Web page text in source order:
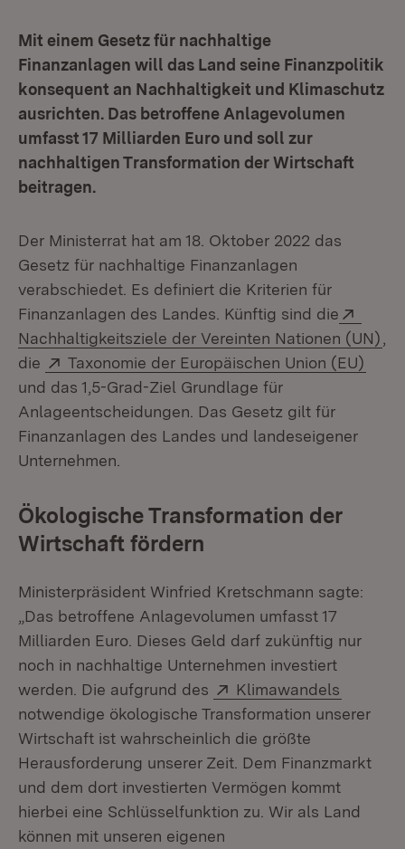
Mit einem Gesetz für nachhaltige
Finanzanlagen will das Land seine Finanzpolitik
konsequent an Nachhaltigkeit und Klimaschutz
ausrichten. Das betroffene Anlagevolumen
umfasst 17 Milliarden Euro und soll zur
nachhaltigen Transformation der Wirtschaft
beitragen.
Der Ministerrat hat am 18. Oktober 2022 das
Gesetz für nachhaltige Finanzanlagen
verabschiedet. Es definiert die Kriterien für
Finanzanlagen des Landes. Künftig sind die
Nachhaltigkeitsziele der Vereinten Nationen (UN)
die
Extern:
Taxonomie der Europäischen Union (EU)
und das 1,5-Grad-Ziel Grundlage für
Anlageentscheidungen. Das Gesetz gilt für
Finanzanlagen des Landes und landeseigener
Unternehmen.
Ökologische Transformation der
Wirtschaft fördern
Ministerpräsident Winfried Kretschmann sagte:
„Das betroffene Anlagevolumen umfasst 17
Milliarden Euro. Dieses Geld darf zukünftig nur
noch in nachhaltige Unternehmen investiert
werden. Die aufgrund des
Extern:
Klimawandels
notwendige ökologische Transformation unserer
Wirtschaft ist wahrscheinlich die größte
Herausforderung unserer Zeit. Dem Finanzmarkt
und dem dort investierten Vermögen kommt
hierbei eine Schlüsselfunktion zu. Wir als Land
können mit unseren eigenen